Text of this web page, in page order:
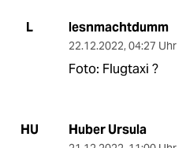
L lesnmachtdumm
22.12.2022, 04:27 Uhr
Foto: Flugtaxi ?
HU Huber Ursula